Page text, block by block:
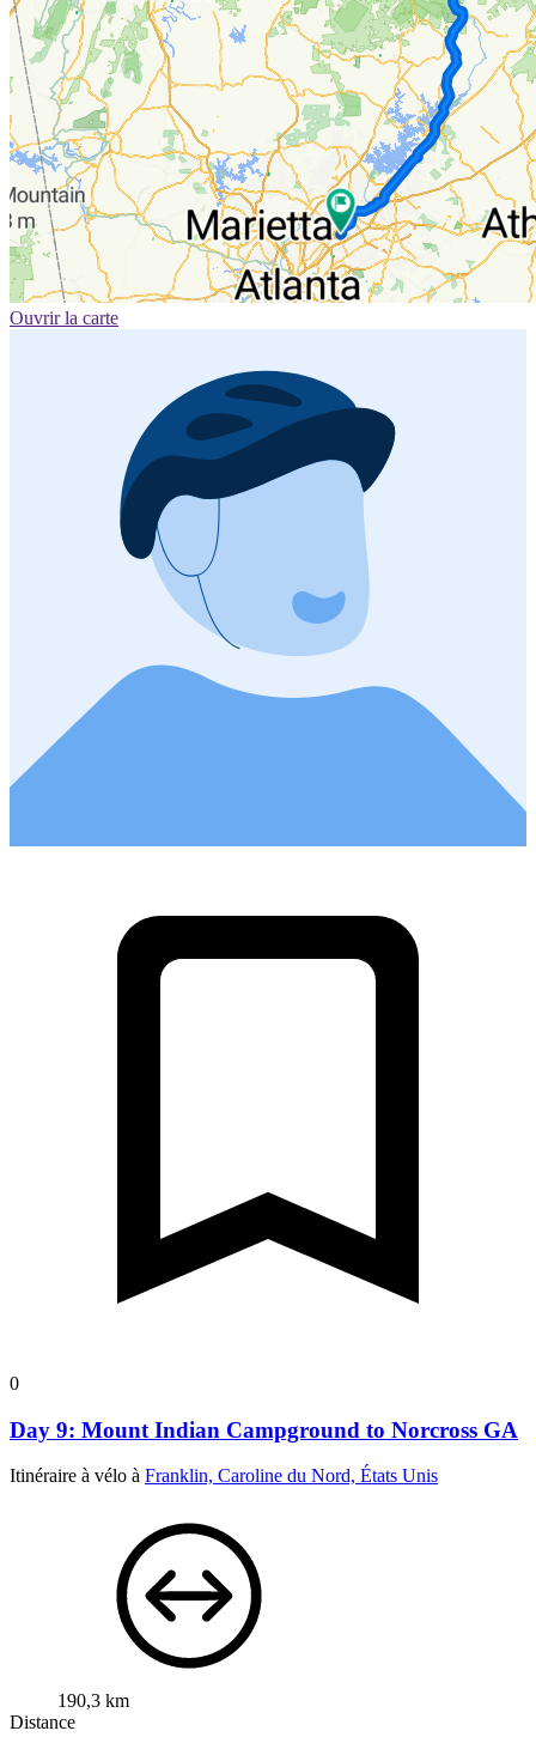
Ouvrir la carte
0
Day 9: Mount Indian Campground to Norcross GA
Itinéraire à vélo à Franklin, Caroline du Nord, États Unis
190,3 km
Distance